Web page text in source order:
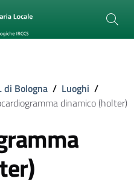
di Bologna / Luoghi /
dinamico (holter)